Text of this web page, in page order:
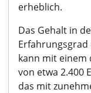
erheblich.
Das Gehalt in
Erfahrungsgrad
kann mit einem
von etwa 2.400
das mit